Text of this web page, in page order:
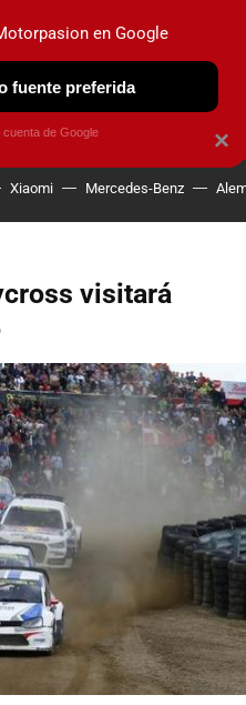
OBSERVATORIO
Xiaomi Mercedes-Benz
visitará
×
en Google
fuente preferida
de Google